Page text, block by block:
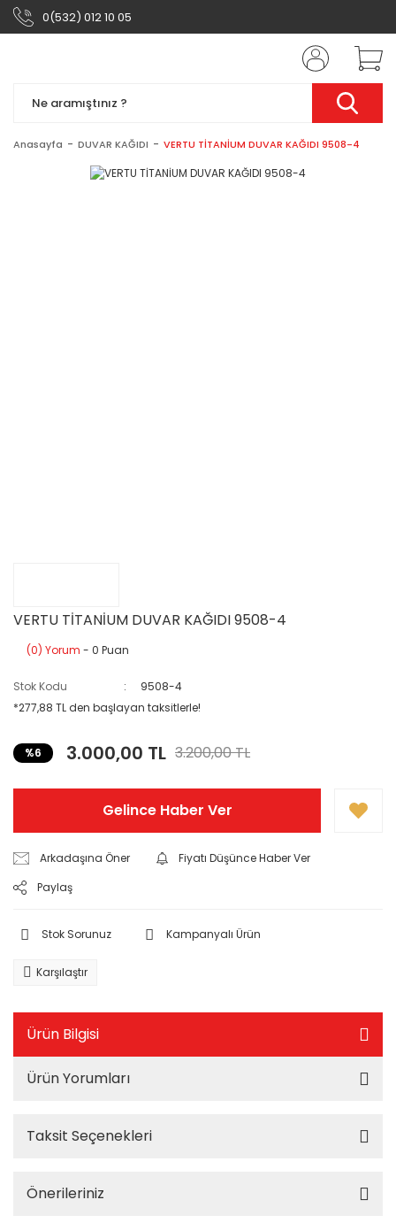
0(532) 012 10 05
Anasayfa DUVAR KAĞIDI VERTU TİTANİUM DUVAR KAĞIDI 9508-4
VERTU TİTANİUM DUVAR KAĞIDI 9508-4
(0) Yorum - 0 Puan
Stok Kodu
9508-4
*277,88 TL den başlayan taksitlerle!
%6 3.000,00 TL 3.200,00 TL
Gelince Haber Ver
Arkadaşına Öner
Fiyatı Düşünce Haber Ver
Paylaş
Stok Sorunuz Kampanyalı Ürün
Karşılaştır
Ürün Bilgisi
Ürün Yorumları
Taksit Seçenekleri
Önerileriniz